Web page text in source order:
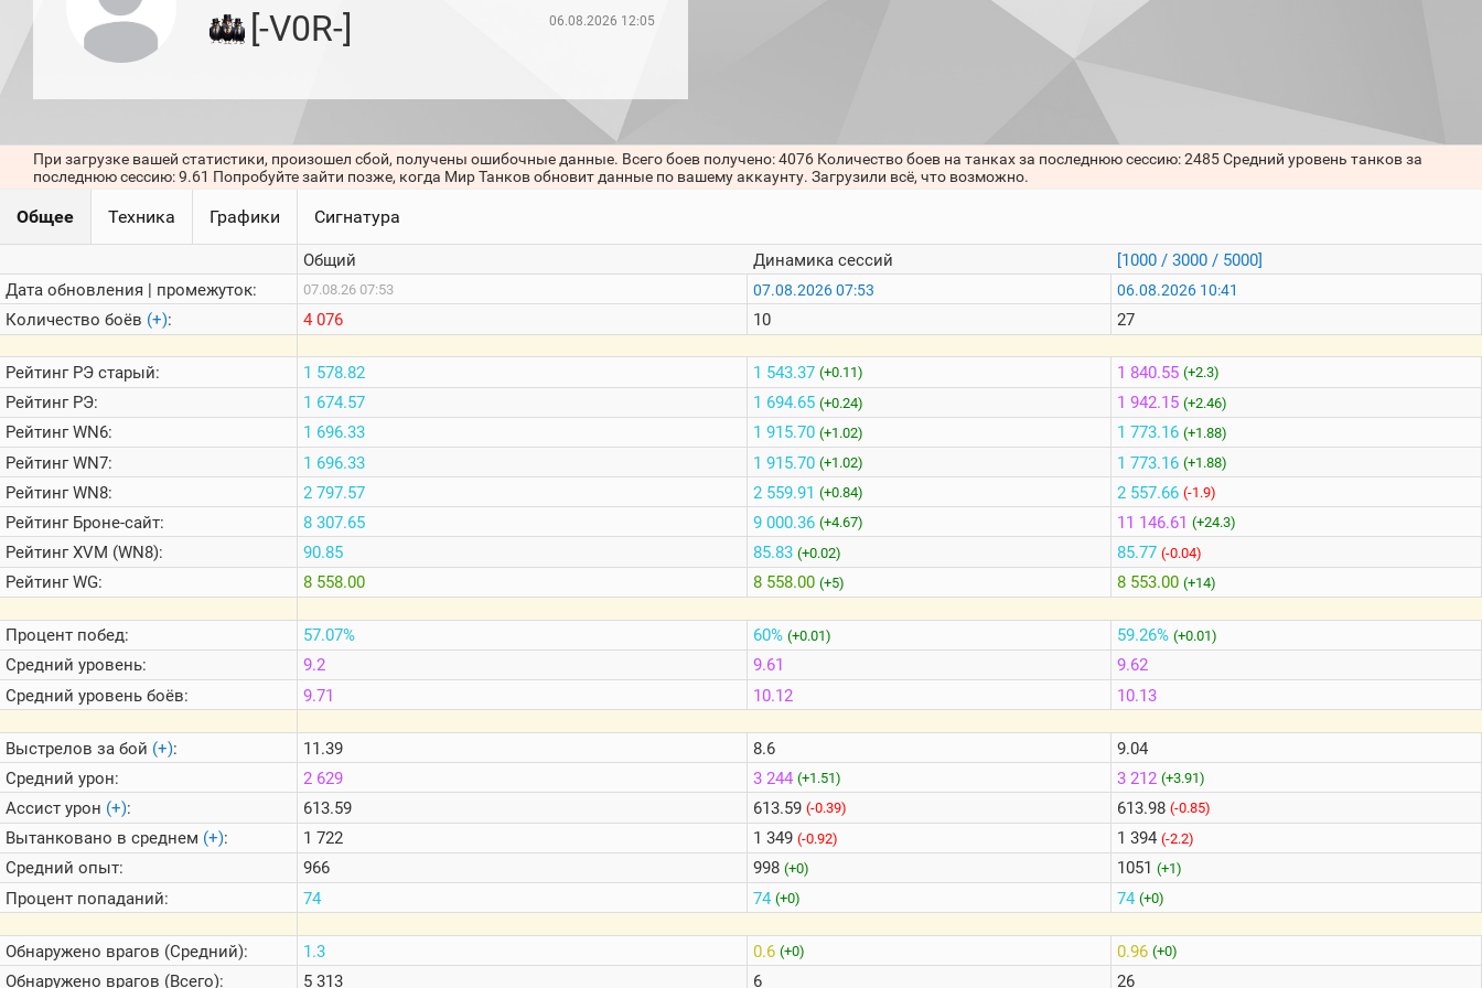
последние
сессии)
1000
стримеров
Информация
Онлайн
Цветовая
шкала
Теlegram
ВК
Портал
Мира
[-V0R-]
06.08.2026 12:05
При загрузке вашей статистики, произошел сбой, получены ошибочные данные. Всего боев получено: 4076 Количество боев на танках за последнюю сессию: 2485 Средний уровень танков за
последнюю сессию: 9.61 Попробуйте зайти позже, когда Мир Танков обновит данные по вашему аккаунту. Загрузили всё, что возможно.
Общее Техника Графики Сигнатура
Дата обновления | промежуток:
Количество боёв (+):
РейтингРЭ старый:
РейтингРЭ:
РейтингWN6:
РейтингWN7:
РейтингWN8:
РейтингБроне-сайт:
РейтингXVM (WN8):
РейтингWG:
Процент побед:
Средний уровень:
Средний уровень боёв:
Выстрелов за бой (+):
Средний урон:
Ассист урон (+):
Вытанковано в среднем (+):
Средний опыт:
Процент попаданий:
Обнаружено врагов (Средний):
Обнаружено врагов (Всего):
Общий
07.08.26 07:53
4 076
1 578.82
1 674.57
1 696.33
1 696.33
2 797.57
8 307.65
90.85
8 558.00
57.07%
9.2
9.71
11.39
2 629
613.59
1 722
966
74
1.3
5 313
Динамика сессий
07.08.2026 07:53
10
1 543.37 (+0.11)
1 694.65 (+0.24)
1 915.70 (+1.02)
1 915.70 (+1.02)
2 559.91 (+0.84)
9 000.36 (+4.67)
85.83 (+0.02)
8 558.00 (+5)
60% (+0.01)
9.61
10.12
8.6
3 244 (+1.51)
613.59 (-0.39)
1 349 (-0.92)
998 (+0)
74 (+0)
0.6 (+0)
6
[1000 / 3000 / 5000]
06.08.2026 10:41
27
1 840.55 (+2.3)
1 942.15 (+2.46)
1 773.16 (+1.88)
1 773.16 (+1.88)
2 557.66 (-1.9)
11 146.61 (+24.3)
85.77 (-0.04)
8 553.00 (+14)
59.26%(+0.01)
9.62
10.13
9.04
3 212(+3.91)
613.98(-0.85)
1 394(-2.2)
1051(+1)
74(+0)
0.96(+0)
26